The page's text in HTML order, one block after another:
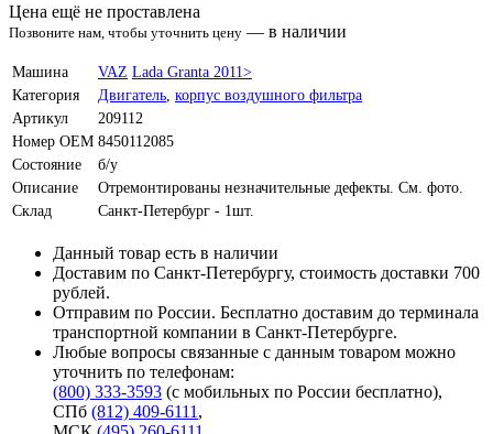
Цена ещё не проставлена
Позвоните нам, чтобы уточнить цену — в наличии
Машина VAZ Lada Granta 2011>
Категория
Двигатель корпус воздушного фильтра
Артикул
209112
Номер OEM 8450112085
Состояние
б/у
Описание
Отремонтированы незначительные дефекты. См. фото.
Склад
Санкт-Петербург - 1шт.
Данный товар есть в наличии
Доставим по Санкт-Петербургу, стоимость доставки 700
рублей.
Отправим по России. Бесплатно доставим до терминала
транспортной компании в Санкт-Петербурге.
Любые вопросы связанные с данным товаром можно
уточнить по телефонам:
(800) 333-3593 (с мобильных по России бесплатно),
СПб (812) 409-6111 ,